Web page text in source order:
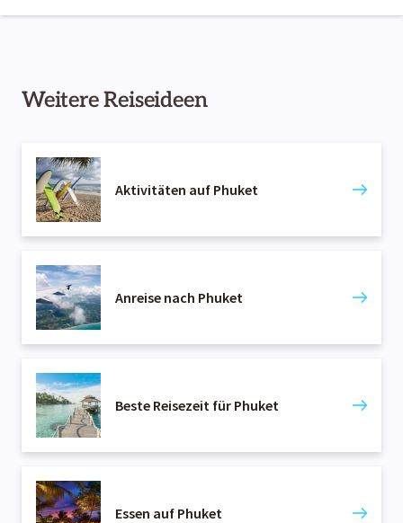
Weitere Reiseideen
Aktivitäten auf Phuket
Anreise nach Phuket
Beste Reisezeit für Phuket
Essen auf Phuket